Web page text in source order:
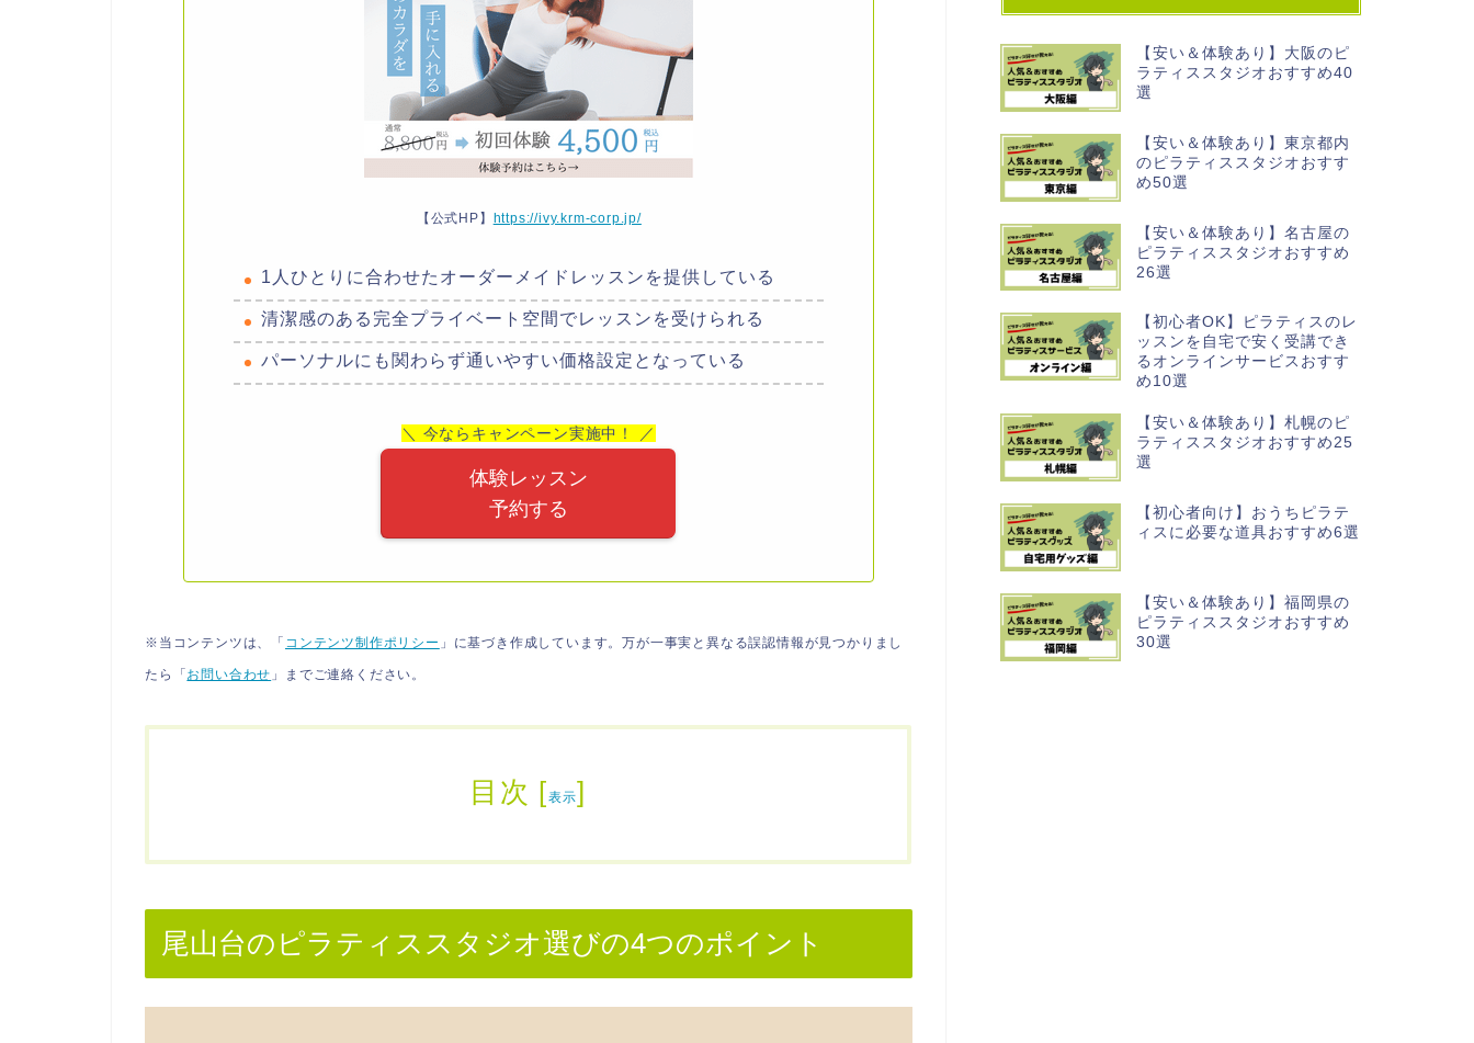
【公式HP】 https://ivy.krm-corp.jp/
1人ひとりに合わせたオーダーメイドレッスンを提供している
清潔感のある完全プライベート空間でレッスンを受けられる
パーソナルにも関わらず通いやすい価格設定となっている
＼ 今ならキャンペーン実施中！ ／
体験レッスン
予約する
※当コンテンツは、「 コンテンツ制作ポリシー 」に基づき作成しています。万が一事実と異なる誤認情報が見つかりまし
たら「お問い合わせ 」までご連絡ください。
目次 [表示]
尾山台のピラティススタジオ選びの4つのポイント
【安い＆体験あり】大阪のピ
ラティススタジオおすすめ40
選
【安い＆体験あり】東京都内
のピラティススタジオおすす
め50選
【安い＆体験あり】名古屋の
ピラティススタジオおすすめ
26選
【初心者OK】ピラティスのレ
ッスンを自宅で安く受講でき
るオンラインサービスおすす
め10選
【安い＆体験あり】札幌のピ
ラティススタジオおすすめ25
選
【初心者向け】おうちピラテ
ィスに必要な道具おすすめ6選
【安い＆体験あり】福岡県の
ピラティススタジオおすすめ
30選